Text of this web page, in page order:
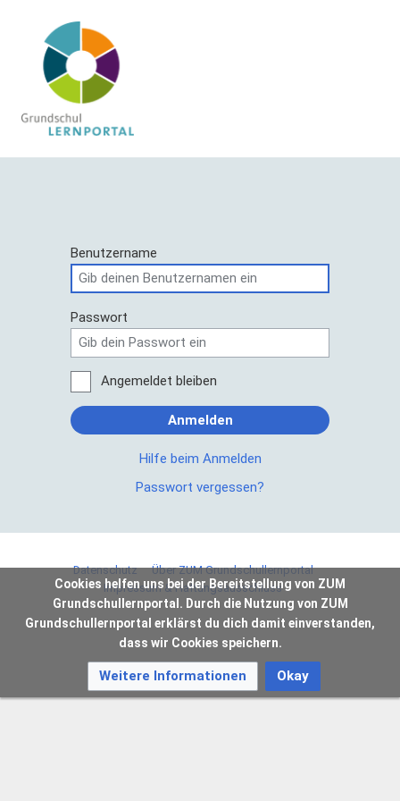
Benutzername
Passwort
Angemeldet bleiben
Anmelden
Hilfe beim Anmelden
Passwort vergessen?
Datenschutz
Über ZUM Grundschullernportal
Impressum & Haftungsausschluss
Cookies helfen uns bei der Bereitstellung von ZUM
Grundschullernportal. Durch die Nutzung von ZUM
Grundschullernportal erklärst du dich damit einverstanden,
dass wir Cookies speichern.
Weitere Informationen Okay